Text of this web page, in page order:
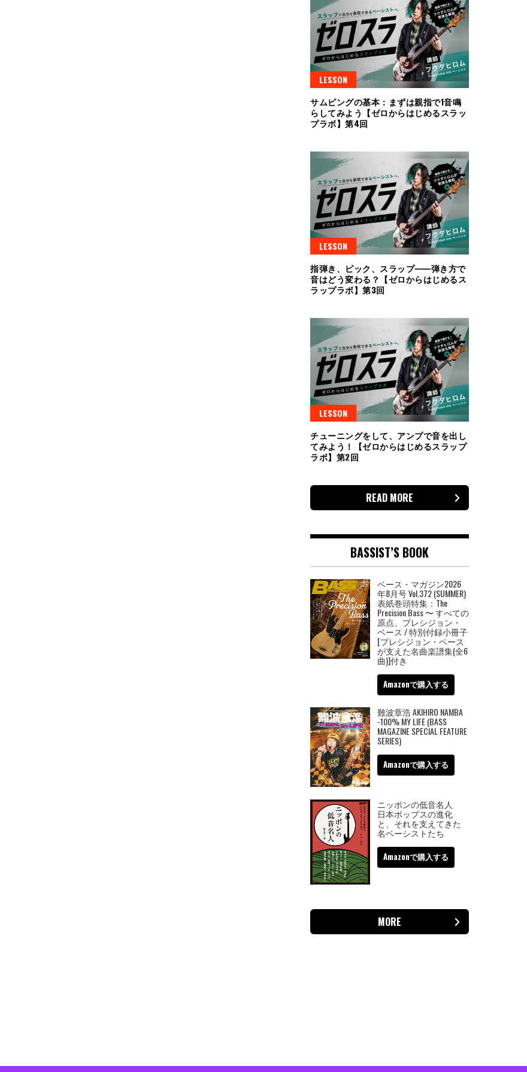
LESSON
サムピングの基本：まずは親指で1音鳴
らしてみよう【ゼロからはじめるスラッ
プラボ】第4回
LESSON
指弾き、ピック、スラップ⸺弾き方で
音はどう変わる？【ゼロからはじめるス
ラップラボ】第3回
LESSON
チューニングをして、アンプで音を出し
てみよう！【ゼロからはじめるスラップ
ラボ】第2回
READ MORE
BASSIST’S BOOK
ベース・マガジン2026
年8月号 Vol.372 (SUMMER)
表紙巻頭特集：The
Precision Bass 〜 すべての
原点、プレシジョン・
ベース / 特別付録小冊子
[プレシジョン・ベース
が支えた名曲楽譜集(全6
曲)]付き
Amazonで購入する
難波章浩 AKIHIRO NAMBA
-100% MY LIFE (BASS
MAGAZINE SPECIAL FEATURE
SERIES)
Amazonで購入する
ニッポンの低音名人
日本ポップスの進化
と、それを支えてきた
名ベーシストたち
Amazonで購入する
MORE